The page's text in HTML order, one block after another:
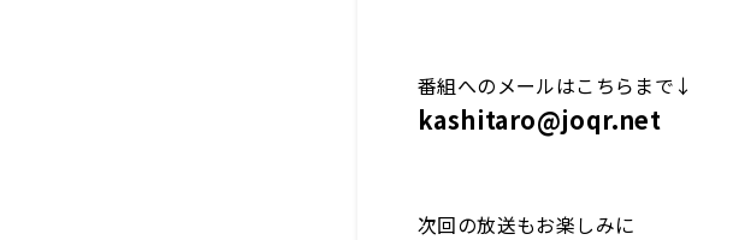
番組へのメールはこちらまで↓
kashitaro@joqr.net
次回の放送もお楽しみに